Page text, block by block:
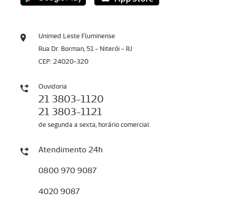
Unimed Leste Fluminense
Rua Dr. Borman, 51 - Niterói - RJ
CEP: 24020-320
Ouvidoria
21 3803-1120
21 3803-1121
de segunda a sexta, horário comercial
Atendimento 24h
0800 970 9087
4020 9087